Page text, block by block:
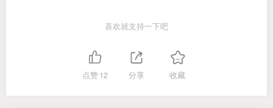
喜欢就支持一下吧
点赞12 分享 收藏